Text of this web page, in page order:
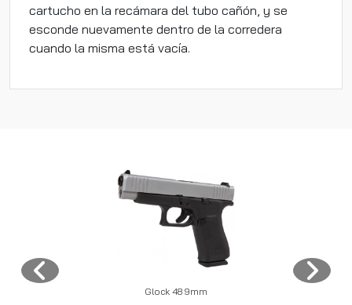
cartucho en la recámara del tubo cañón, y se
esconde nuevamente dentro de la corredera
cuando la misma está vacía.
Glock 48 9mm